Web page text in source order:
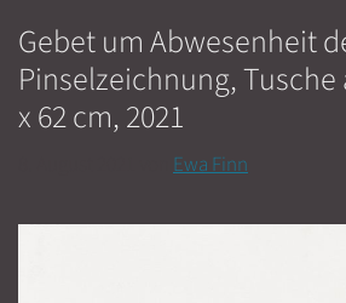
Gebet um Abwesenheit
Pinselzeichnung, Tusche
x 62 cm, 2021
Ewa Finn